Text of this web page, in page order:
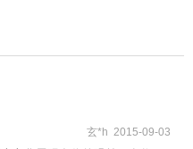
玄*h 2015-09-03